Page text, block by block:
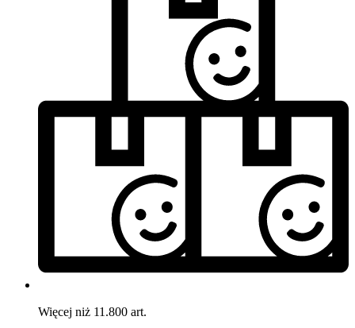
Więcej niż 11.800 art.